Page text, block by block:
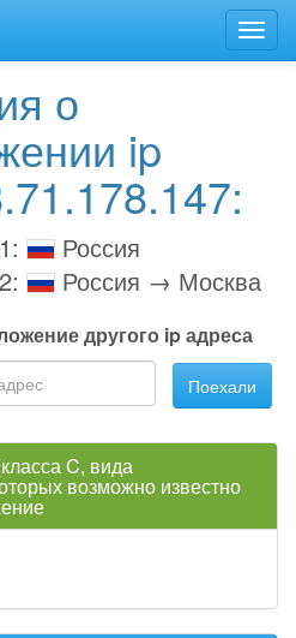
о
ip
Россия
Россия → Москва
другого ip адреса
Поехали
C, вида
возможно известно